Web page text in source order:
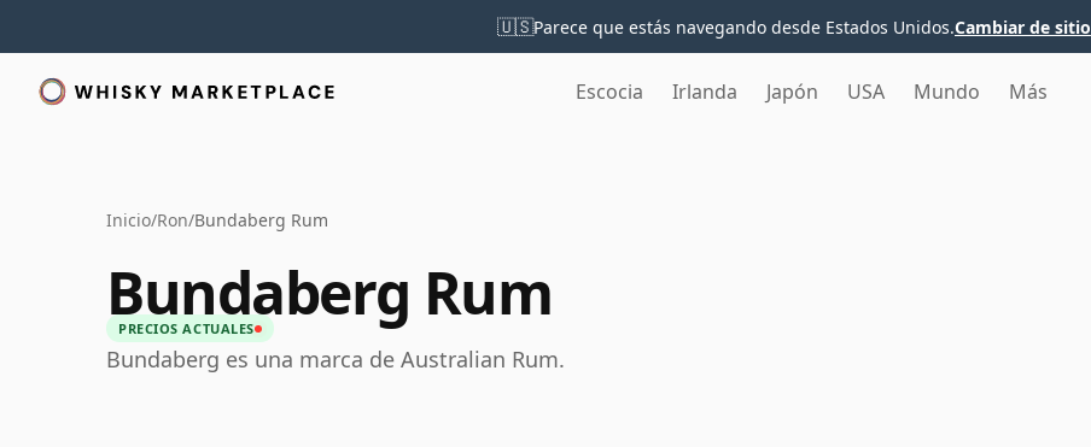
🇺🇸Parece que estás navegando desde Estados Unidos.Cambiar de sitio
Escocia Irlanda Japón USA Mundo Más
Inicio/Ron/Bundaberg Rum
Bundaberg Rum
PRECIOS ACTUALES
Bundaberg es una marca de Australian Rum.